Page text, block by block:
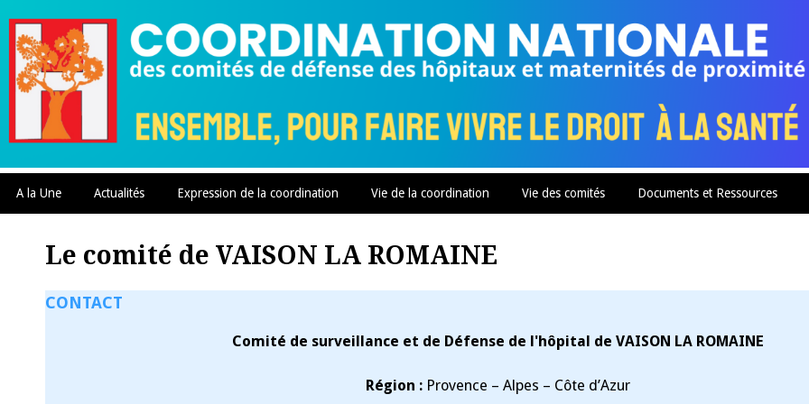
content
A la Une Actualités Expression de la coordination Vie de la coordination Vie des comités Documents et Ressources
Le comité de VAISON LA ROMAINE
CONTACT
Comité de surveillance et de Défense de l'hôpital de VAISON LA ROMAINE
Région :Provence – Alpes – Côte d’Azur